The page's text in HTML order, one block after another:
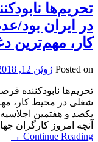
تحریم‌ها
در ایران بود/
کار، مهم‌ترین
Posted on ژوئن 12, 2018
تحریم‌ها نابودکننده
شغلی در محیط کار،
یکصد و هفتمین
آنچه امروز کارگران
Continue Reading
→